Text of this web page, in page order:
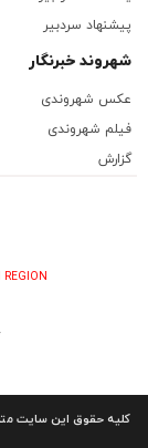
پیشنهاد سردبیر
شهروند خبرنگار
عکس شهروندی
فیلم شهروندی
گزارش
کلیه حقوق این سایت